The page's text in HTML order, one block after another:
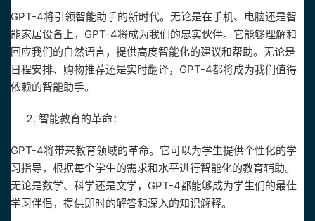
GPT-4将引领智能助手的新时代。无论是在手机、电脑还是智
能家居设备上，GPT-4将成为我们的忠实伙伴。它能够理解和
回应我们的自然语言，提供高度智能化的建议和帮助。无论是
日程安排、购物推荐还是实时翻译，GPT-4都将成为我们值得
依赖的智能助手。
智能教育的革命：
GPT-4将带来教育领域的革命。它可以为学生提供个性化的学
习指导，根据每个学生的需求和水平进行智能化的教育辅助。
无论是数学、科学还是文学，GPT-4都能够成为学生们的最佳
学习伴侣，提供即时的解答和深入的知识解释。